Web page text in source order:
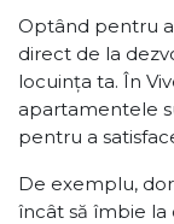
Optând pentru
direct de la
locuința ta. În
apartamentele
pentru a
De exemplu,
încât să îmbie la